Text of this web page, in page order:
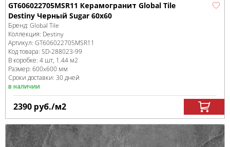
GT606022705MSR11 Керамогранит Global Tile
Destiny Черный Sugar 60x60
Бренд: Global Tile
Коллекция: Destiny
Артикул: GT606022705MSR11
Код товара: SD-288023-99
В коробке: 4 шт, 1.44 м2
Размер: 600x600 мм
Сроки доставки: 30 дней
в наличии
2390 руб./м2